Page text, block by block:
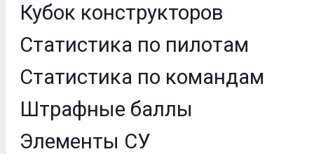
Кубок конструкторов
Статистика по пилотам
Статистика по командам
Штрафные баллы
Элементы СУ